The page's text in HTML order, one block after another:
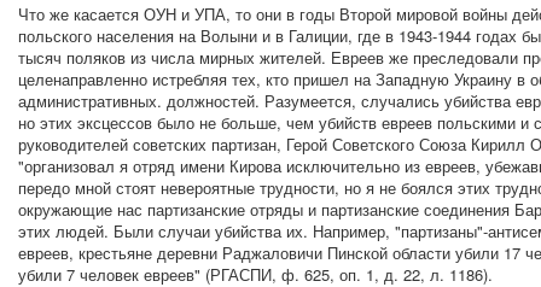
Что же касается ОУН и УПА, то они в годы Второй мировой войны
польского населения на Волыни и в Галиции, где в 1943-1944 годах
тысяч поляков из числа мирных жителей. Евреев же преследовали
целенаправленно истребляя тех, кто пришел на Западную Украину в
административных. должностей. Разумеется, случались убийства
но этих эксцессов было не больше, чем убийств евреев польскими и
руководителей советских партизан, Герой Советского Союза
"организовал я отряд имени Кирова исключительно из евреев,
передо мной стоят невероятные трудности, но я не боялся этих
окружающие нас партизанские отряды и партизанские соединения
этих людей. Были случаи убийства их. Например, "партизаны"-
евреев, крестьяне деревни Раджаловичи Пинской области убили 17
убили 7 человек евреев" (РГАСПИ, ф. 625, оп. 1, д. 22, л. 1186).